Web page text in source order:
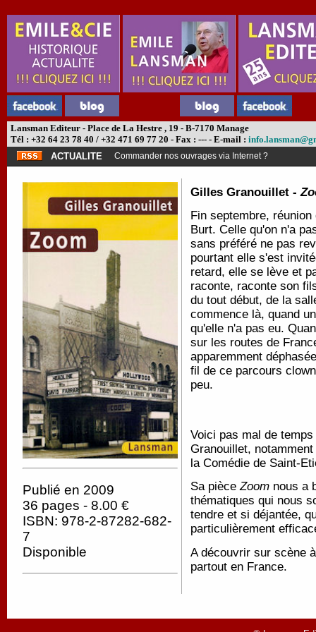
Lansman Editeur - Place de La Hestre , 19 - B-7170 Manage
Tél : +32 64 23 78 40 / +32 471 69 77 20 - Fax : --- - E-mail :
ACTUALITE
Commander nos ouvrages via Internet ?
Publié en 2009
36 pages - 8.00 €
ISBN: 978-2-87282-682-
7
Disponible
Gilles Granouillet -
Fin septembre,
Burt. Celle qu'on n'a
sans préféré ne pas
pourtant elle s'est
retard, elle se lève et
raconte, raconte son
du tout début, de la
commence là, quand
qu'elle n'a pas eu.
sur les routes de
apparemment
fil de ce parcours
peu.
Voici pas mal de
Granouillet,
la Comédie de Saint-
Sa pièceZoom nous a
thématiques qui nous
tendre et si déjantée,
particulièrement
A découvrir sur scène
partout en France.